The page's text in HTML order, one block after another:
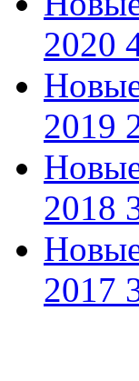
2020
2019
2018
2017